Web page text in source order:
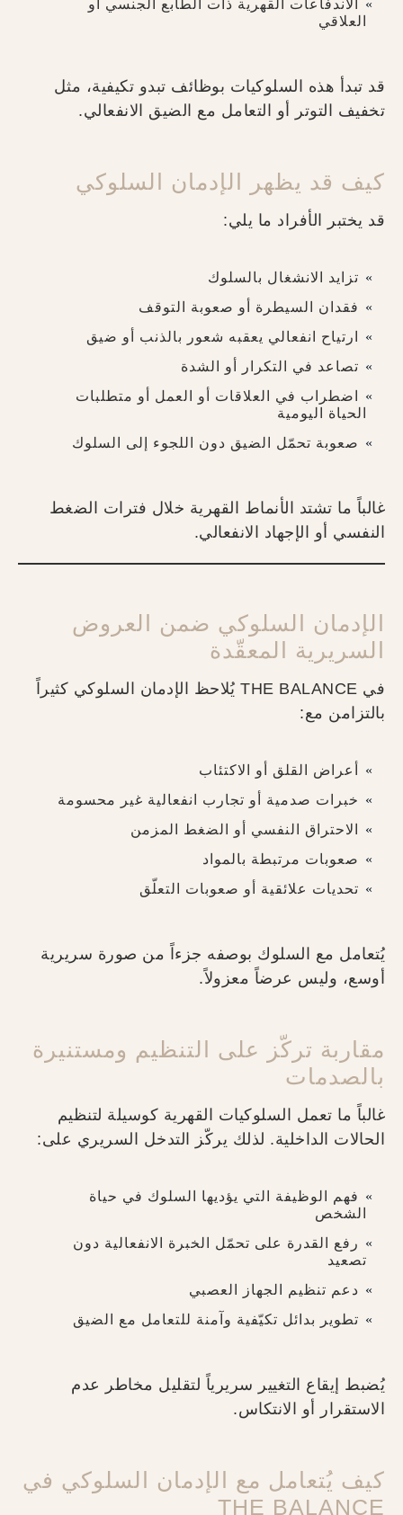
الاندفاعات القهرية ذات الطابع الجنسي أو
العلاقي
قد تبدأ هذه السلوكيات بوظائف تبدو تكيفية، مثل
تخفيف التوتر أو التعامل مع الضيق الانفعالي.
كيف قد يظهر الإدمان السلوكي
قد يختبر الأفراد ما يلي:
تزايد الانشغال بالسلوك
فقدان السيطرة أو صعوبة التوقف
ارتياح انفعالي يعقبه شعور بالذنب أو ضيق
تصاعد في التكرار أو الشدة
اضطراب في العلاقات أو العمل أو متطلبات
الحياة اليومية
صعوبة تحمّل الضيق دون اللجوء إلى السلوك
غالباً ما تشتد الأنماط القهرية خلال فترات الضغط
النفسي أو الإجهاد الانفعالي.
الإدمان السلوكي ضمن العروض
السريرية المعقّدة
في THE BALANCE يُلاحظ الإدمان السلوكي كثيراً
بالتزامن مع:
أعراض القلق أو الاكتئاب
خبرات صدمية أو تجارب انفعالية غير محسومة
الاحتراق النفسي أو الضغط المزمن
صعوبات مرتبطة بالمواد
تحديات علائقية أو صعوبات التعلّق
يُتعامل مع السلوك بوصفه جزءاً من صورة سريرية
أوسع، وليس عرضاً معزولاً.
مقاربة تركّز على التنظيم ومستنيرة
بالصدمات
غالباً ما تعمل السلوكيات القهرية كوسيلة لتنظيم
الحالات الداخلية. لذلك يركّز التدخل السريري على:
فهم الوظيفة التي يؤديها السلوك في حياة
الشخص
رفع القدرة على تحمّل الخبرة الانفعالية دون
تصعيد
دعم تنظيم الجهاز العصبي
تطوير بدائل تكيّفية وآمنة للتعامل مع الضيق
يُضبط إيقاع التغيير سريرياً لتقليل مخاطر عدم
الاستقرار أو الانتكاس.
كيف يُتعامل مع الإدمان السلوكي في
THE BALANCE